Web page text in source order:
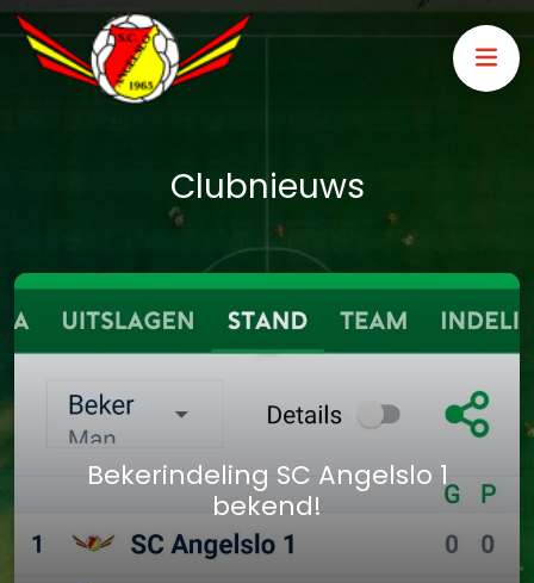
Clubnieuws
Bekerindeling SC Angelslo 1
bekend!